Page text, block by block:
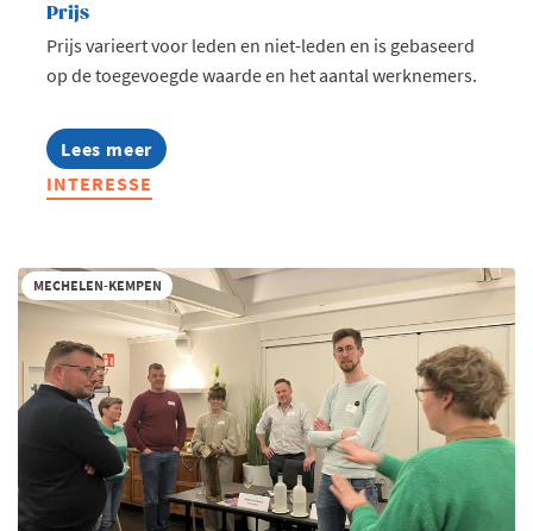
Prijs
Prijs varieert voor leden en niet-leden en is gebaseerd
op de toegevoegde waarde en het aantal werknemers.
Lees meer
about
Stel
je
Charter
Duurzaam
Ondernemen
2027
INTERESSE
MECHELEN-KEMPEN